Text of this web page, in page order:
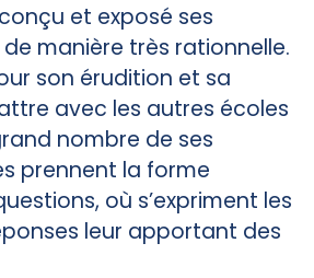
et exposé ses
manière très rationnelle.
son érudition et sa
avec les autres écoles
nombre de ses
prennent la forme
où s’expriment les
leur apportant des